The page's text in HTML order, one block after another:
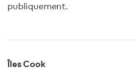
publiquement.
Îles Cook